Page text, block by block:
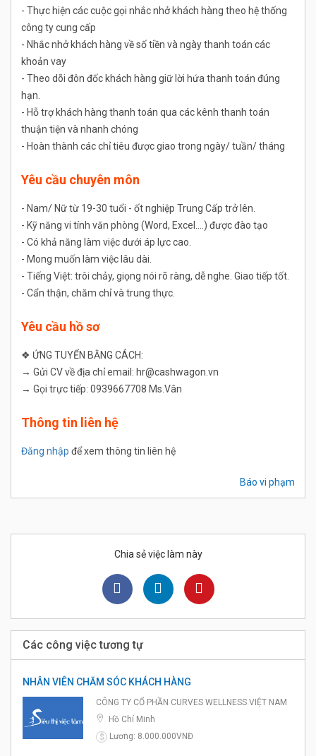
- Thực hiện các cuộc gọi nhắc nhở khách hàng theo hệ thống
công ty cung cấp
- Nhắc nhở khách hàng về số tiền và ngày thanh toán các
khoản vay
- Theo dõi đôn đốc khách hàng giữ lời hứa thanh toán đúng
hạn.
- Hỗ trợ khách hàng thanh toán qua các kênh thanh toán
thuận tiện và nhanh chóng
- Hoàn thành các chỉ tiêu được giao trong ngày/ tuần/ tháng
Yêu cầu chuyên môn
- Nam/ Nữ từ 19-30 tuổi - ốt nghiệp Trung Cấp trở lên.
- Kỹ năng vi tính văn phòng (Word, Excel....) được đào tạo
- Có khả năng làm việc dưới áp lực cao.
- Mong muốn làm việc lâu dài.
- Tiếng Việt: trôi chảy, giọng nói rõ ràng, dễ nghe. Giao tiếp tốt.
- Cẩn thận, chăm chỉ và trung thực.
Yêu cầu hồ sơ
❖ ỨNG TUYỂN BẰNG CÁCH:
→ Gửi CV về địa chỉ email: hr@cashwagon.vn
→ Gọi trực tiếp: 0939667708 Ms.Vân
Thông tin liên hệ
Đăng nhập để xem thông tin liên hệ
Báo vi phạm
Chia sẻ việc làm này
Các công việc tương tự
NHÂN VIÊN CHĂM SÓC KHÁCH HÀNG
CÔNG TY CỔ PHẦN CURVES WELLNESS VIỆT NAM
Hồ Chí Minh
$
Lương: 8.000.000VNĐ